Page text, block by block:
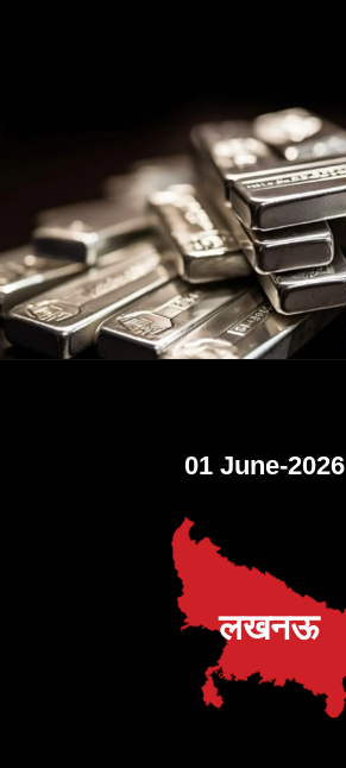
01 June-2026
लखनऊ